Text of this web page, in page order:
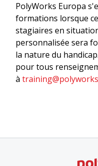
PolyWorks Europa
formations lorsque
stagiaires en
personnalisée sera
la nature du
pour tous
à